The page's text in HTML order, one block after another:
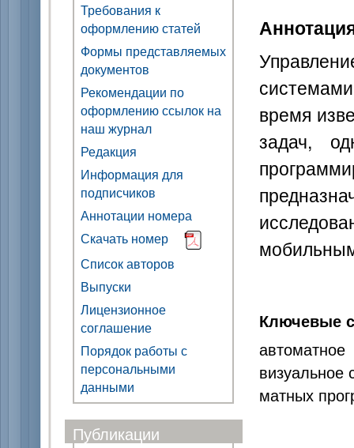
Требования к
оформлению статей
Формы представляемых
документов
Рекомендации по
оформлению ссылок на
наш журнал
Редакция
Информация для
подписчиков
Аннотации номера
Скачать номер
Список авторов
Выпуски
Лицензионное
соглашение
Порядок работы с
персональными
данными
Публикации
время
задач,
Ключевые
визуальное
матных